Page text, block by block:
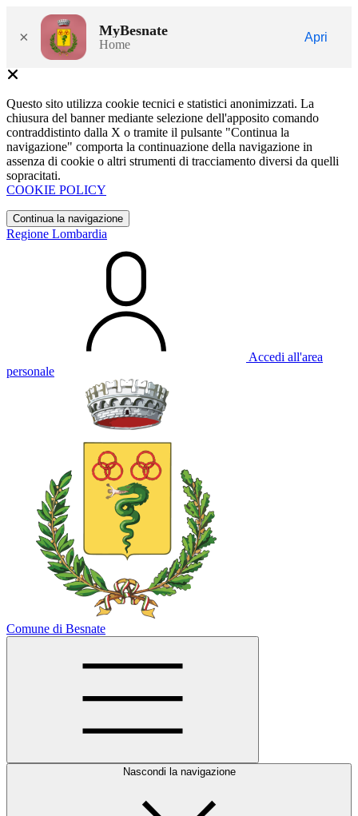
× MyBesnate
Home
Apri
Questo sito utilizza cookie tecnici e statistici anonimizzati. La
chiusura del banner mediante selezione dell'apposito comando
contraddistinto dalla X o tramite il pulsante "Continua la
navigazione" comporta la continuazione della navigazione in
assenza di cookie o altri strumenti di tracciamento diversi da quelli
sopracitati.
COOKIE POLICY
Continua la navigazione
Regione Lombardia
Accedi all'area
personale
Comune di Besnate
Nascondi la navigazione